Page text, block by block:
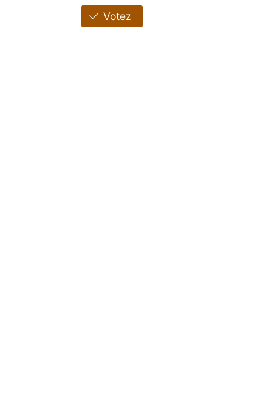
Votez